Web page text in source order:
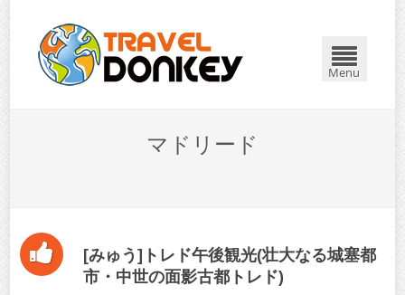
Menu
マドリード
[みゅう]トレド午後観光(壮大なる城塞都
市・中世の面影古都トレド)